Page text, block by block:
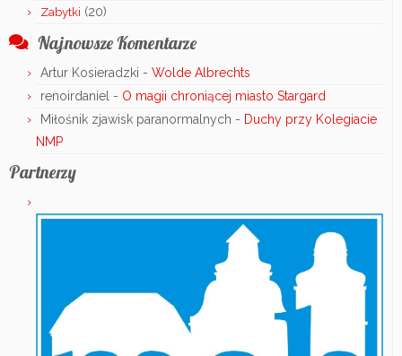
Zabytki (20)
Najnowsze Komentarze
Artur Kosieradzki - Wolde Albrechts
renoirdaniel - O magii chroniącej miasto Stargard
Miłośnik zjawisk paranormalnych - Duchy przy Kolegiacie
NMP
Partnerzy